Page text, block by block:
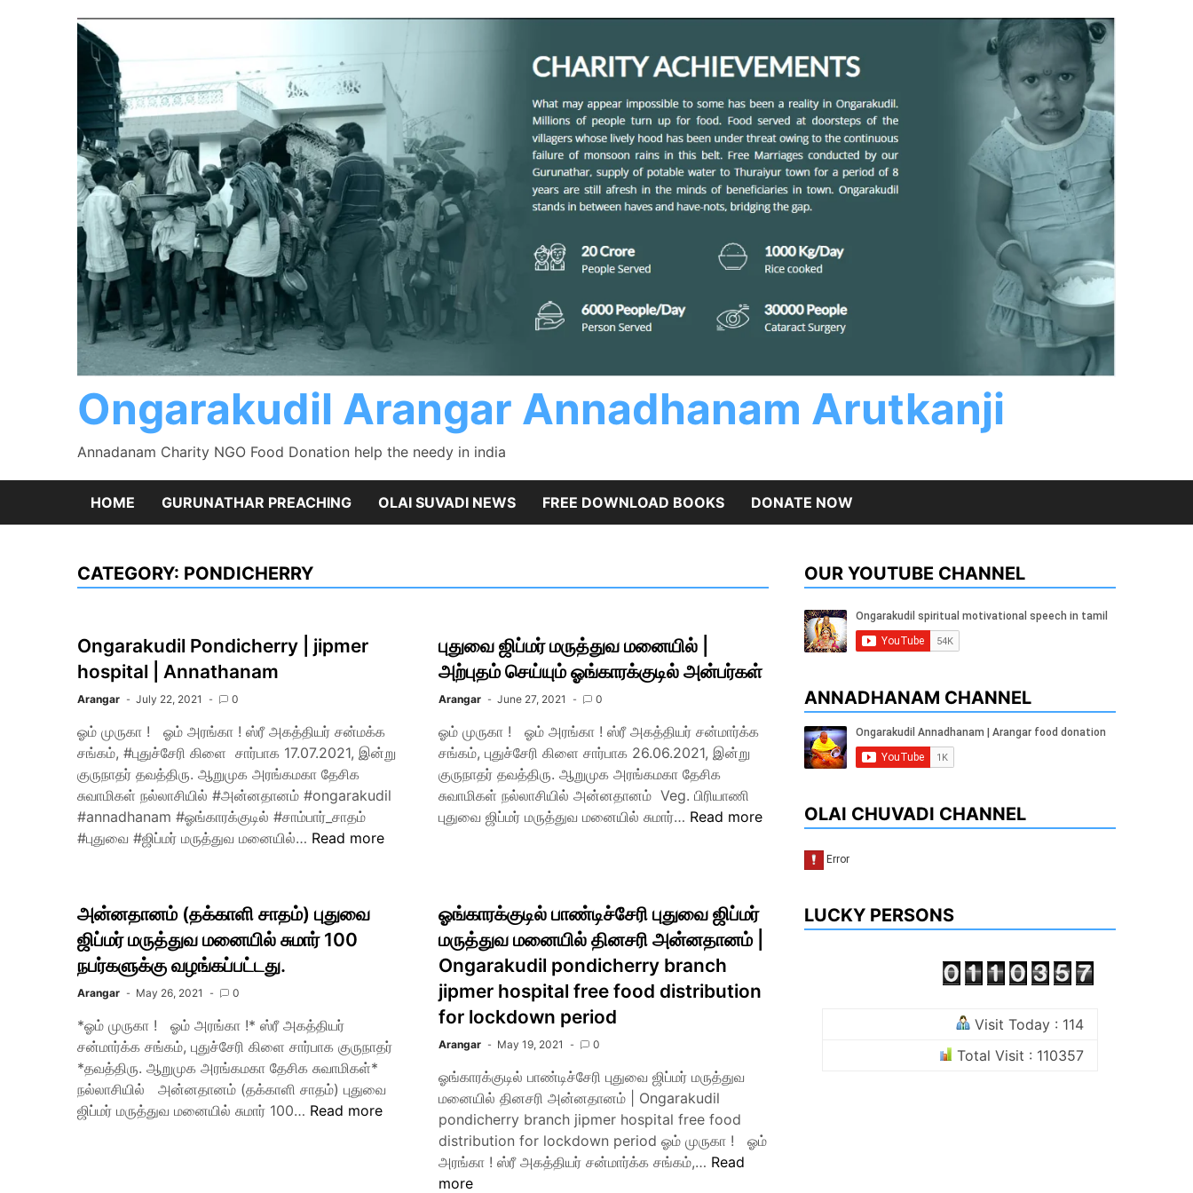
Ongarakudil Arangar Annadhanam Arutkanji
Annadanam Charity NGO Food Donation help the needy in india
HOME GURUNATHAR PREACHING OLAI SUVADI NEWS FREE DOWNLOAD BOOKS DONATE NOW
CATEGORY: PONDICHERRY
Ongarakudil Pondicherry | jipmer
hospital | Annathanam
Arangar July 22, 2021 0
ஓம் முருகா ! ஓம் அரங்கா ! ஸ்ரீ அகத்தியர் சன்மக்க
சங்கம், #புதுச்சேரி கிளை சார்பாக 17.07.2021, இன்று
குருநாதர் தவத்திரு. ஆறுமுக அரங்கமகா தேசிக
சுவாமிகள் நல்லாசியில் #அன்னதானம் #ongarakudil
#annadhanam #ஓங்காரக்குடில் #சாம்பார்_சாதம்
#புதுவை #ஜிப்மர் மருத்துவ மனையில்… Read more
புதுவை ஜிப்மர் மருத்துவ மனையில் |
அற்புதம் செய்யும் ஓங்காரக்குடில் அன்பர்கள்
Arangar June 27, 2021 0
ஓம் முருகா ! ஓம் அரங்கா ! ஸ்ரீ அகத்தியர் சன்மார்க்க
சங்கம், புதுச்சேரி கிளை சார்பாக 26.06.2021, இன்று
குருநாதர் தவத்திரு. ஆறுமுக அரங்கமகா தேசிக
சுவாமிகள் நல்லாசியில் அன்னதானம் Veg. பிரியாணி
புதுவை ஜிப்மர் மருத்துவ மனையில் சுமார்… Read more
அன்னதானம் (தக்காளி சாதம்) புதுவை
ஜிப்மர் மருத்துவ மனையில் சுமார் 100
நபர்களுக்கு வழங்கப்பட்டது.
Arangar May 26, 2021 0
*ஓம் முருகா ! ஓம் அரங்கா !* ஸ்ரீ அகத்தியர்
சன்மார்க்க சங்கம், புதுச்சேரி கிளை சார்பாக குருநாதர்
*தவத்திரு. ஆறுமுக அரங்கமகா தேசிக சுவாமிகள்*
நல்லாசியில் அன்னதானம் (தக்காளி சாதம்) புதுவை
ஜிப்மர் மருத்துவ மனையில் சுமார் 100… Read more
ஓங்காரக்குடில் பாண்டிச்சேரி புதுவை ஜிப்மர்
மருத்துவ மனையில் தினசரி அன்னதானம் |
Ongarakudil pondicherry branch
jipmer hospital free food distribution
for lockdown period
Arangar May 19, 2021 0
ஓங்காரக்குடில் பாண்டிச்சேரி புதுவை ஜிப்மர் மருத்துவ
மனையில் தினசரி அன்னதானம் | Ongarakudil
pondicherry branch jipmer hospital free food
distribution for lockdown period ஓம் முருகா ! ஓம்
அரங்கா ! ஸ்ரீ அகத்தியர் சன்மார்க்க சங்கம்,… Read
more
OUR YOUTUBE CHANNEL
ANNADHANAM CHANNEL
OLAI CHUVADI CHANNEL
LUCKY PERSONS
Visit Today : 114
Total Visit : 110357